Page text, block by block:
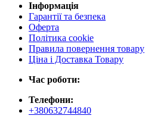
Інформація
Гарантії та безпека
Оферта
Політика cookie
Правила повернення товару
Ціна і Доставка Товару
Час роботи:
Телефони:
+380632744840